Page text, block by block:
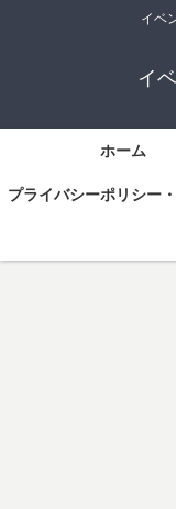
イベ
イ
ホーム
プライバシーポリシー